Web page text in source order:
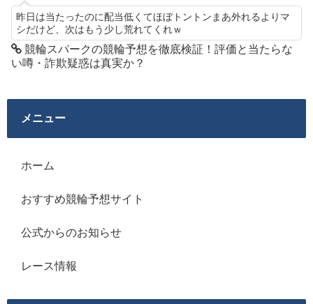
昨日は当たったのに配当低くてほぼトントンまあ外れるよりマ
シだけど、次はもう少し荒れてくれｗ
競輪スパークの競輪予想を徹底検証！評価と当たらな
い噂・詐欺疑惑は真実か？
メニュー
ホーム
おすすめ競輪予想サイト
公式からのお知らせ
レース情報